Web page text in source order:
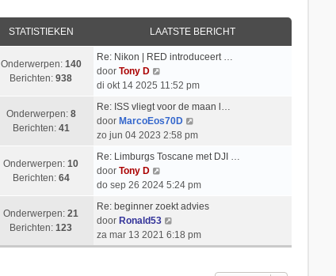
STATISTIEKEN LAATSTE BERICHT
Onderwerpen: 140
Berichten:938
Re: Nikon | RED introduceert …
door Tony D
e
i
j
k
l
a
s
e
di okt 14 2025 11:52 pm
Onderwerpen: 8
Berichten: 41
Re: ISS vliegt voor de maan l…
door MarcoEos70D
e
i
k
l
a
t
zo jun 04 2023 2:58 pm
Onderwerpen:10
Berichten: 64
Re: Limburgs Toscane met DJI …
door Tony D
e
i
k
do sep 26 2024 5:24 pm
Onderwerpen:21
Berichten:123
Re: beginner zoekt advies
door Ronald53
e
k
za mar 13 2021 6:18 pm